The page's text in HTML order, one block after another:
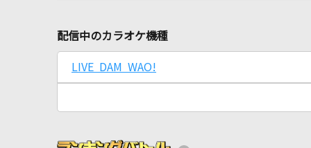
配信中のカラオケ機種
LIVE DAM WAO!